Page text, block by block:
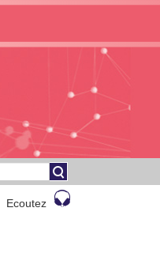
Ecoutez